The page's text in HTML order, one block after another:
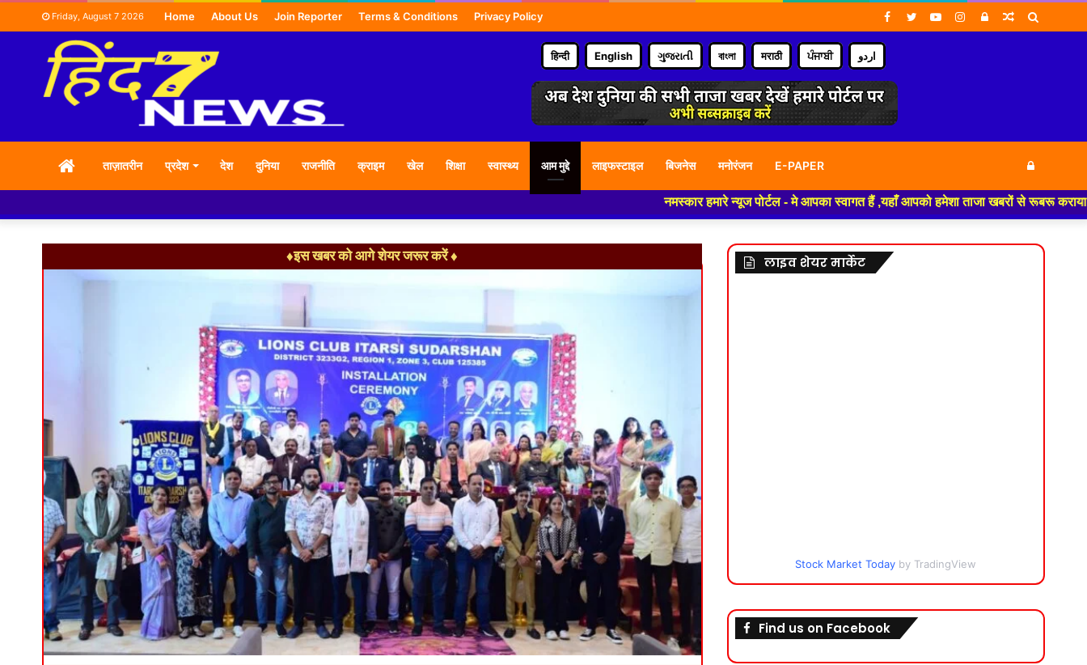
Friday, August 7 2026 Home About Us Join Reporter Terms & Conditions Privacy Policy Random
Log
Instagram
YouTube
Twitter
Facebook
हिन्दी English ગુજરાતી বাংলা मराठी ਪੰਜਾਬੀ اردو
HOMEताज़ातरीन प्रदेश देश दुनिया राजनीति क्राइम खेल शिक्षा स्वास्थ्य आम मुद्दे लाइफस्टाइल बिजनेस मनोरंजन E-PAPER Log
In
नमस्कार हमारे न्यूज पोर्टल - मे आपका स्वागत हैं ,यहाँ आपको हमेशा ताजा खबरों से रूबरू कराया जाएगा ,
♦इस खबर को आगे शेयर जरूर करें ♦ लाइव शेयर मार्केट
Stock Market Today by TradingView
Find us on Facebook